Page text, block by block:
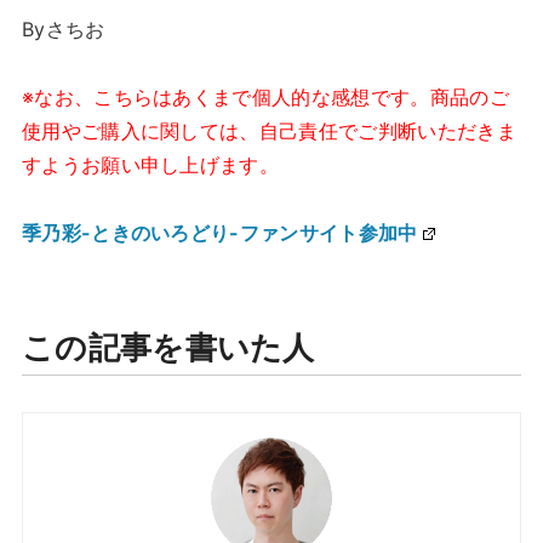
Byさちお
※なお、こちらはあくまで個人的な感想です。商品のご
使用やご購入に関しては、自己責任でご判断いただきま
すようお願い申し上げます。
季乃彩-ときのいろどり-ファンサイト参加中
この記事を書いた人